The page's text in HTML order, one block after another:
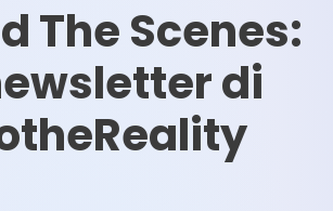
The Scenes:
di